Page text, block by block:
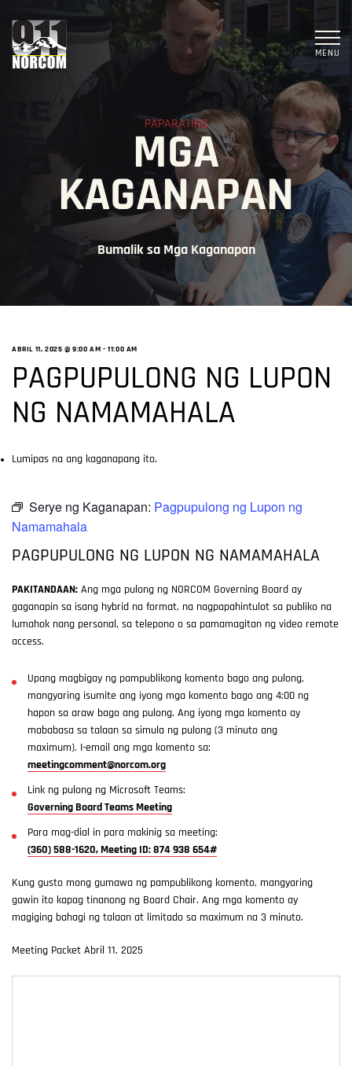
MENU
PAPARATING
MGA
KAGANAPAN
Bumalik sa Mga Kaganapan
ABRIL 11, 2025 @ 9:00 AM -11:00 AM
PAGPUPULONG NG LUPON
NG NAMAMAHALA
Lumipas na ang kaganapang ito.
Serye ng Kaganapan: Pagpupulong ng Lupon ng
Namamahala
PAGPUPULONG NG LUPON NG NAMAMAHALA
PAKITANDAAN: Ang mga pulong ng NORCOM Governing Board ay
gaganapin sa isang hybrid na format, na nagpapahintulot sa publiko na
lumahok nang personal, sa telepono o sa pamamagitan ng video remote
access.
Upang magbigay ng pampublikong komento bago ang pulong,
mangyaring isumite ang iyong mga komento bago ang 4:00 ng
hapon sa araw bago ang pulong. Ang iyong mga komento ay
mababasa sa talaan sa simula ng pulong (3 minuto ang
maximum). I-email ang mga komento sa:
meetingcomment@norcom.org
Link ng pulong ng Microsoft Teams:
Governing Board Teams Meeting
Para mag-dial in para makinig sa meeting:
(360) 588-1620, Meeting ID: 874 938 654#
Kung gusto mong gumawa ng pampublikong komento, mangyaring
gawin ito kapag tinanong ng Board Chair. Ang mga komento ay
magiging bahagi ng talaan at limitado sa maximum na 3 minuto.
Meeting Packet Abril 11, 2025